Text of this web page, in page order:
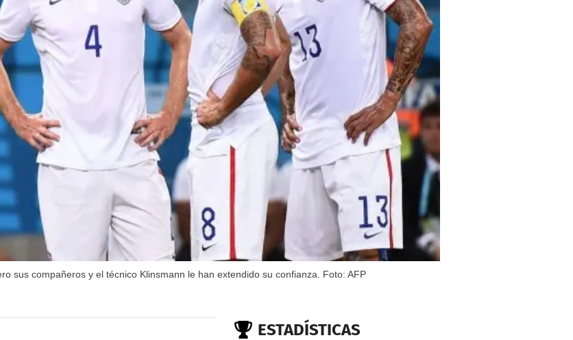
sus compañeros y el técnico Klinsmann le han extendido su confianza. Foto: AFP
ESTADÍSTICAS